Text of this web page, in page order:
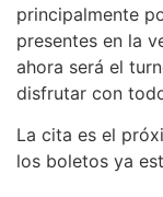
principalmente
presentes en la
ahora será el
disfrutar con
La cita es el
los boletos ya